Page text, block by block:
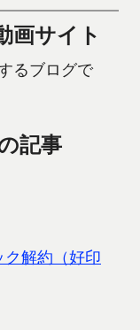
画サイト
るブログで
記事
解約（好印